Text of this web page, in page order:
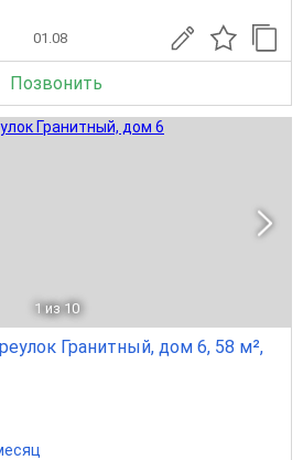
01.08
Позвонить
1 из 10
Гранитный, дом 6, 58 м²,